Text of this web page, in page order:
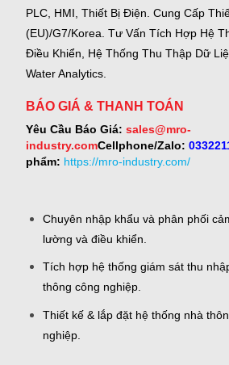
PLC, HMI, Thiết Bị Điện. Cung Cấp
(EU)/G7/Korea. Tư Vấn Tích Hợp Hệ
Điều Khiển, Hệ Thống Thu Thập Dữ
Water Analytics.
BÁO GIÁ & THANH TOÁN
Yêu Cầu Báo Giá: sales@mro-
industry.comCellphone/Zalo:
phẩm: https://mro-industry.com/
Chuyên nhập khẩu và phân phối
lường và điều khiển.
Tích hợp hệ thống giám sát thu
thông công nghiệp.
Thiết kế & lắp đặt hệ thống nhà
nghiệp.